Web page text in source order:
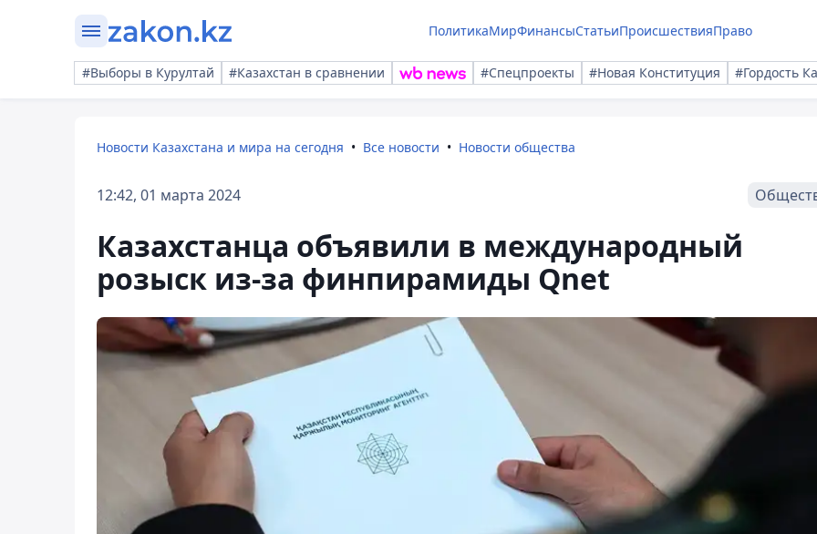
ПолитикаМирФинансыСтатьиПроисшествияПраво
#Выборы в Курултай #Казахстан в сравнении #Спецпроекты #Новая Конституция #Гордость
Новости Казахстана и мира на сегодня Все новости Новости общества
12:42, 01 марта 2024
Казахстанца объявили в международный
розыск из-за финпирамиды Qnet